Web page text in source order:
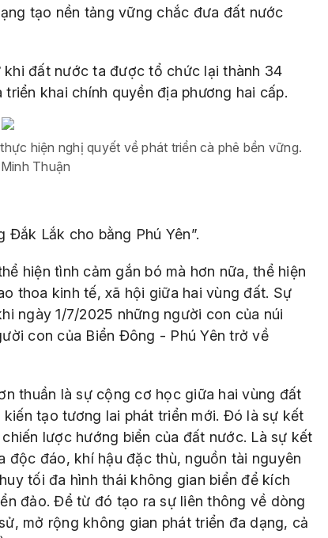
tạo nền tảng vững chắc đưa đất nước
đất nước ta được tổ chức lại thành 34
khai chính quyền địa phương hai cấp.
hiện nghị quyết về phát triển cà phê bền vững.
Thuận
Lắk cho bằng Phú Yên”.
hiện tình cảm gắn bó mà hơn nữa, thể hiện
thoa kinh tế, xã hội giữa hai vùng đất. Sự
ngày 1/7/2025 những người con của núi
con của Biển Đông - Phú Yên trở về
thuần là sự cộng cơ học giữa hai vùng đất
tạo tương lai phát triển mới. Đó là sự kết
lược hướng biển của đất nước. Là sự kết
độc đáo, khí hậu đặc thù, nguồn tài nguyên
tối đa hình thái không gian biển để kích
đảo. Để từ đó tạo ra sự liên thông về dòng
mở rộng không gian phát triển đa dạng, cả